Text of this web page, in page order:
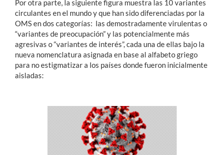
Por otra parte, la siguiente figura muestra las 10 variantes
circulantes en el mundo y que han sido diferenciadas por la
OMS en dos categorías: las demostradamente virulentas o
“variantes de preocupación” y las potencialmente más
agresivas o “variantes de interés”, cada una de ellas bajo la
nueva nomenclatura asignada en base al alfabeto griego
para no estigmatizar a los países donde fueron inicialmente
aisladas: